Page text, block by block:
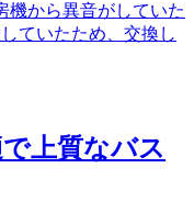
機から異音がしていた
ていたため、交換し
上質なバス